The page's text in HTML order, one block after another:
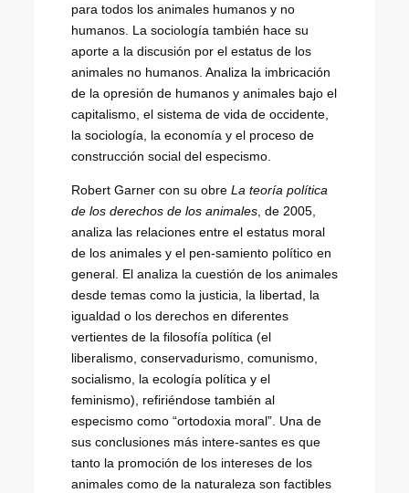
para todos los animales humanos y no
humanos. La sociología también hace su
aporte a la discusión por el estatus de los
animales no humanos. Analiza la imbricación
de la opresión de humanos y animales bajo el
capitalismo, el sistema de vida de occidente,
la sociología, la economía y el proceso de
construcción social del especismo.
Robert Garner con su obre La teoría política
de los derechos de los animales, de 2005,
analiza las relaciones entre el estatus moral
de los animales y el pen-samiento político en
general. El analiza la cuestión de los animales
desde temas como la justicia, la libertad, la
igualdad o los derechos en diferentes
vertientes de la filosofía política (el
liberalismo, conservadurismo, comunismo,
socialismo, la ecología política y el
feminismo), refiriéndose también al
especismo como “ortodoxia moral”. Una de
sus conclusiones más intere-santes es que
tanto la promoción de los intereses de los
animales como de la naturaleza son factibles